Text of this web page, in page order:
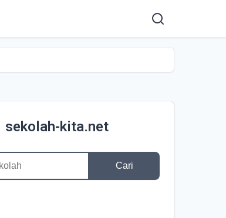
sekolah-kita.net
Cari